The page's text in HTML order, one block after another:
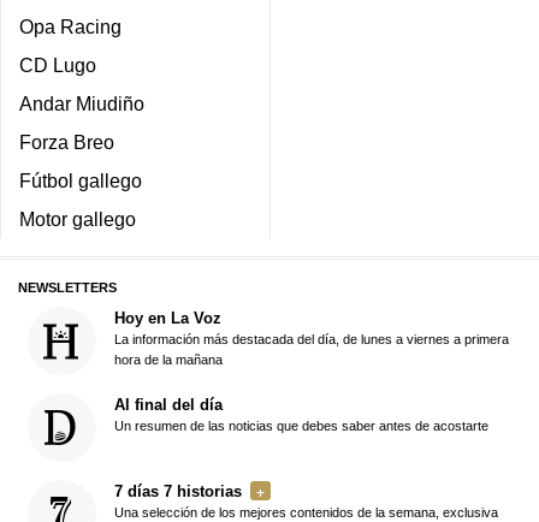
Opa Racing
CD Lugo
Andar Miudiño
Forza Breo
Fútbol gallego
Motor gallego
NEWSLETTERS
Hoy en La Voz
La información más destacada del día, de lunes a viernes a primera
hora de la mañana
Al final del día
Un resumen de las noticias que debes saber antes de acostarte
7 días 7 historias
Una selección de los mejores contenidos de la semana, exclusiva